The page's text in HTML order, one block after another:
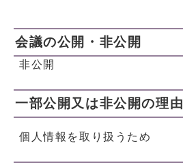
会議の公開・非公開
非公開
一部公開又は非公開の理由
個人情報を取り扱うため